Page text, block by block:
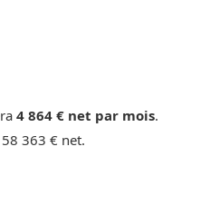
4 864 € net par mois.
363 € net.